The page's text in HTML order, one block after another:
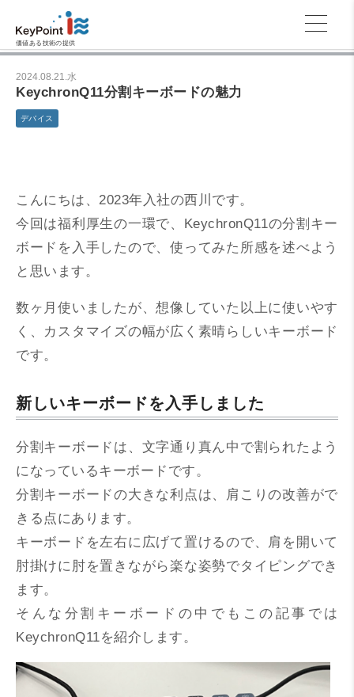
価値ある技術の提供
2024.08.21.水
KeychronQ11分割キーボードの魅力
デバイス
こんにちは、2023年入社の西川です。
今回は福利厚生の一環で、KeychronQ11の分割キー
ボードを入手したので、使ってみた所感を述べよう
と思います。
数ヶ月使いましたが、想像していた以上に使いやす
く、カスタマイズの幅が広く素晴らしいキーボード
です。
新しいキーボードを入手しました
分割キーボードは、文字通り真ん中で割られたよう
になっているキーボードです。
分割キーボードの大きな利点は、肩こりの改善がで
きる点にあります。
キーボードを左右に広げて置けるので、肩を開いて
肘掛けに肘を置きながら楽な姿勢でタイピングでき
ます。
そんな分割キーボードの中でもこの記事では
KeychronQ11を紹介します。